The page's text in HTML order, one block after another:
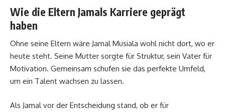
Wie die Eltern Jamals Karriere geprägt
haben
Ohne seine Eltern wäre Jamal Musiala wohl nicht dort, wo er
heute steht. Seine Mutter sorgte für Struktur, sein Vater für
Motivation. Gemeinsam schufen sie das perfekte Umfeld,
um ein Talent wachsen zu lassen.
Als Jamal vor der Entscheidung stand, ob er für